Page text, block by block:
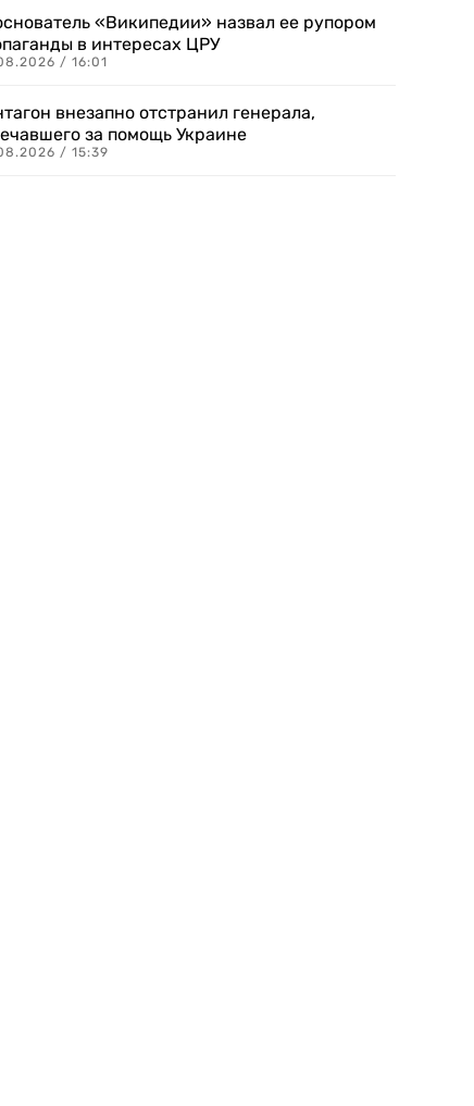
«Википедии» назвал ее рупором
в интересах ЦРУ
/ 16:01
внезапно отстранил генерала,
за помощь Украине
/ 15:39